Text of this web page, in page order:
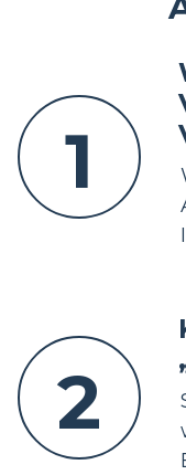
1
2